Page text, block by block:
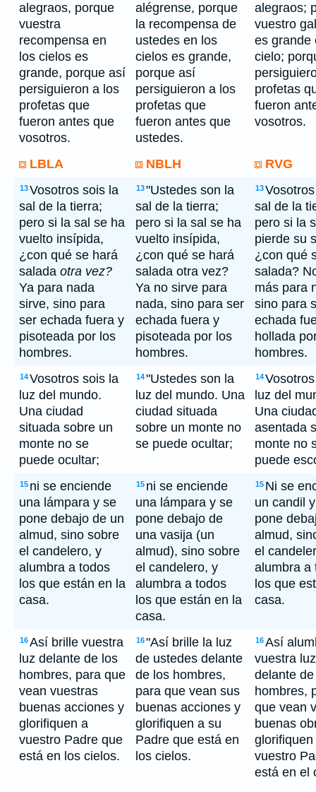
alegraos, porque
vuestra
recompensa en
los cielos es
grande, porque así
persiguieron a los
profetas que
fueron antes que
vosotros.
alégrense, porque
la recompensa de
ustedes en los
cielos es grande,
porque así
persiguieron a los
profetas que
fueron antes que
ustedes.
alegraos;
vuestro
es grande
cielo;
profetas
fueron
vosotros.
LBLA NBLH RVG
13Vosotros sois la
sal de la tierra;
pero si la sal se ha
vuelto insípida,
¿con qué se hará
salada otra vez?
Ya para nada
sirve, sino para
ser echada fuera y
pisoteada por los
hombres.
13"Ustedes son la
sal de la tierra;
pero si la sal se ha
vuelto insípida,
¿con qué se hará
salada otra vez?
Ya no sirve para
nada, sino para ser
echada fuera y
pisoteada por los
hombres.
13
sal de la
pero si la
pierde su
¿con qué
salada?
más para
sino para
echada
hollada
hombres.
14Vosotros sois la
luz del mundo.
Una ciudad
situada sobre un
monte no se
puede ocultar;
14"Ustedes son la
luz del mundo. Una
ciudad situada
sobre un monte no
se puede ocultar;
14
luz del
Una
asentada
monte no
puede
15 ni se enciende
una lámpara y se
pone debajo de un
almud, sino sobre
el candelero, y
alumbra a todos
los que están en la
casa.
15 ni se enciende
una lámpara y se
pone debajo de
una vasija (un
almud), sino sobre
el candelero, y
alumbra a todos
los que están en la
casa.
15 Ni se
un candil
pone
almud,
el
alumbra a
los que
casa.
16Así brille vuestra
luz delante de los
hombres, para que
vean vuestras
buenas acciones y
glorifiquen a
vuestro Padre que
está en los cielos.
16"Así brille la luz
de ustedes delante
de los hombres,
para que vean sus
buenas acciones y
glorifiquen a su
Padre que está en
los cielos.
16Así
vuestra luz
delante
hombres,
que vean
buenas
glorifiquen
vuestro
está en el